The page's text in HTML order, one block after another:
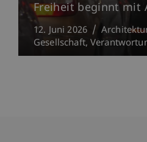
Freiheit beginnt mit
12. Juni 2026
Gesellschaft